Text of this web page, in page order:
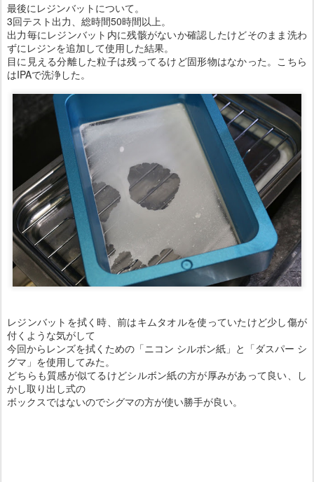
最後にレジンバットについて。
3回テスト出力、総時間50時間以上。
出力毎にレジンバット内に残骸がないか確認したけどそのまま洗わ
ずにレジンを追加して使用した結果。
目に見える分離した粒子は残ってるけど固形物はなかった。こちら
はIPAで洗浄した。
レジンバットを拭く時、前はキムタオルを使っていたけど少し傷が
付くような気がして
今回からレンズを拭くための「ニコン シルボン紙」と「ダスパー シ
グマ」を使用してみた。
どちらも質感が似てるけどシルボン紙の方が厚みがあって良い、し
かし取り出し式の
ボックスではないのでシグマの方が使い勝手が良い。